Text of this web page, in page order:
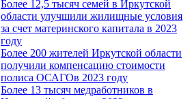
Более 12,5 тысяч семей в Иркутской
области улучшили жилищные условия
за счет материнского капитала в 2023
году
Более 200 жителей Иркутской области
получили компенсацию стоимости
полиса ОСАГОв 2023 году
Более 13 тысяч медработников в